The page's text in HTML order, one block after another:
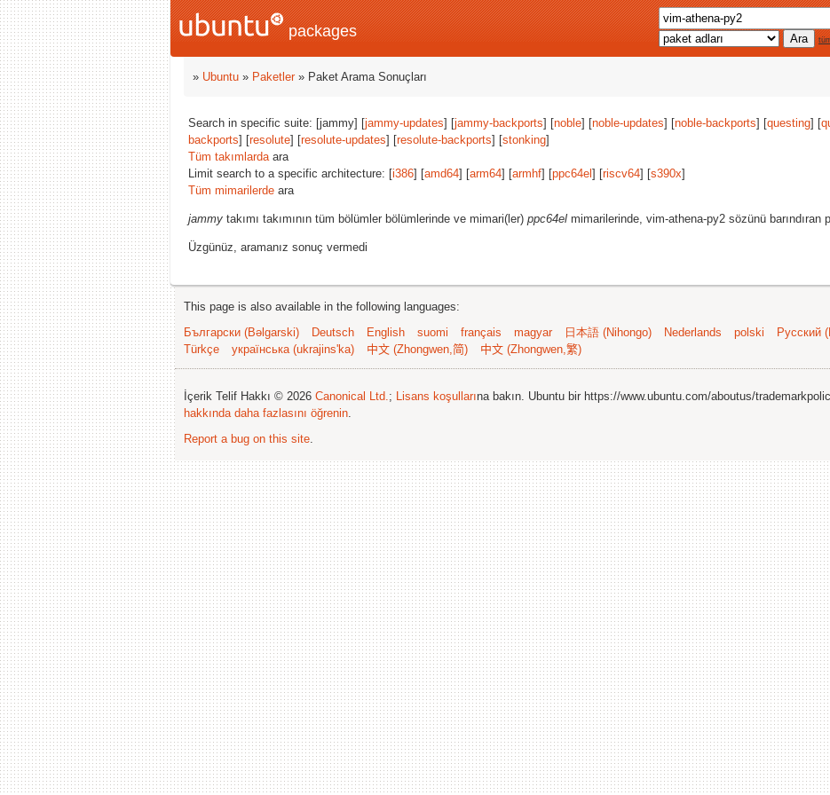
packages
» Ubuntu » Paketler» Paket Arama Sonuçları
Search in specific suite: [jammy] [jammy-updates] [jammy-backports] [noble] [noble-updates] [noble-backports] [questing] [
backports] [resolute] [resolute-updates] [resolute-backports] [stonking]
Tüm takımlardaara
Limit search to a specific architecture: [i386] [amd64] [arm64] [armhf] [ppc64el ] [riscv64] [s390x]
Tüm mimarilerde ara
jammy takımı takımının tüm bölümler bölümlerinde ve mimari(ler) ppc64el mimarilerinde, vim-athena-py2 sözünü barındıran
Üzgünüz, aramanız sonuç vermedi
This page is also available in the following languages:
Български (Bəlgarski)
Deutsch English suomi français magyar 日本語 (Nihongo) Nederlands polski Русский
Türkçe
українська (ukrajins'ka) 中文 (Zhongwen,简) 中文 (Zhongwen,繁)
İçerik Telif Hakkı © 2026 Canonical Ltd.; Lisans koşullarına bakın. Ubuntu bir https://www.ubuntu.com/aboutus/
hakkında daha fazlasını öğrenin.
Report a bug on this site.